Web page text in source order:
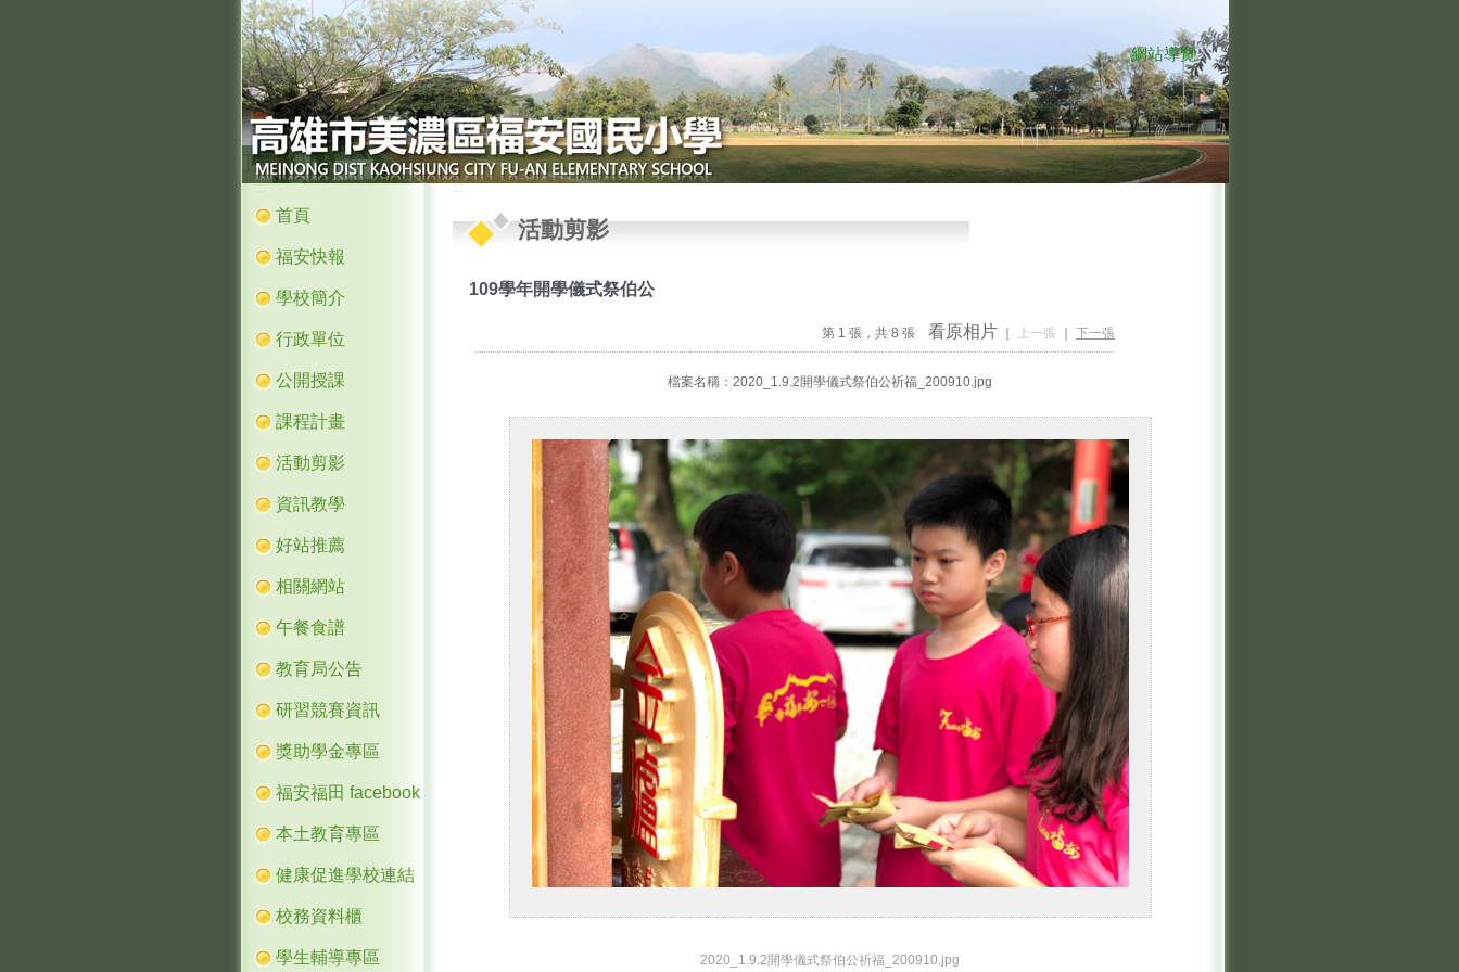
::: 網站導覽
:::
首頁
福安快報
學校簡介
行政單位
公開授課
課程計畫
活動剪影
資訊教學
好站推薦
相關網站
午餐食譜
教育局公告
研習競賽資訊
獎助學金專區
福安福田 facebook
本土教育專區
健康促進學校連結
校務資料櫃
學生輔導專區
:::
活動剪影
109學年開學儀式祭伯公
第 1 張，共 8 張 看原相片 上一張 下一張
檔案名稱：2020_1.9.2開學儀式祭伯公祈福_200910.jpg
2020_1.9.2開學儀式祭伯公祈福_200910.jpg